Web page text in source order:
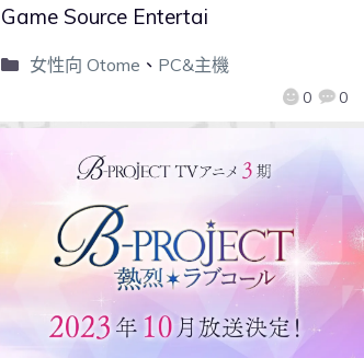
0 0
Game Source Entertai
女性向 Otome 、 PC&主機